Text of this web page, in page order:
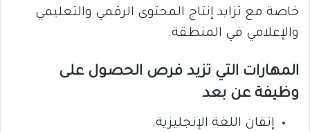
خاصة مع تزايد إنتاج المحتوى الرقمي والتعليمي
والإعلامي في المنطقة.
المهارات التي تزيد فرص الحصول على
وظيفة عن بعد
إتقان اللغة الإنجليزية.